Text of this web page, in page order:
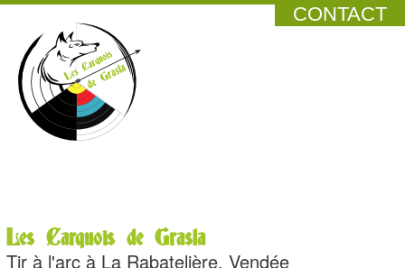
CONTACT
Les Carquois de Grasla
Tir à l'arc à La Rabatelière, Vendée